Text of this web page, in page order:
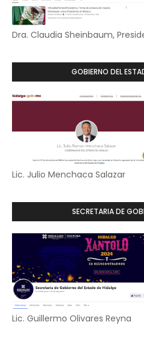
Dra. Claudia Sheinbaum,
GOBIERNO DEL
Lic. Julio Menchaca Salazar
SECRETARIA DE
Lic. Guillermo Olivares Reyna